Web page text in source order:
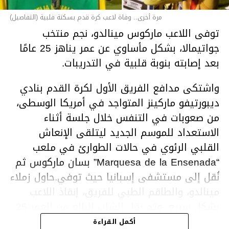
مرة أخرى.. وفاة لاعب كرة قدم بسكتة قلبية (التفاصيل)
توفى اللاعب ماركوس مينالدو، نجم منتخب
جواتيمالا، بشكل مأساوي عن عمر يناهز 25 عامًا
بعد إصابته بنوبة قلبية في التدريبات.
واشتكى مدافع الفريق الأول لكرة القدم بنادي
ديبورتيفو ماركينز المتواجد في أمريكا الوسطى،
من صعوبات في التنفس خلال جلسة أثناء
الاستعداد للموسم الجديد ليتلقى الإنعاش
القلبي الرئوي في حالات الطوارئ في ملعب
“Marquesa de la Ensenada” بسان ماركوس ثم
نُقل إلى مستشفى إسبانيا حيث توفي.حاول زملاء
عامًا إلى مستشفى قريب ولكن تم إعلان وفاته
أكمل القراءة